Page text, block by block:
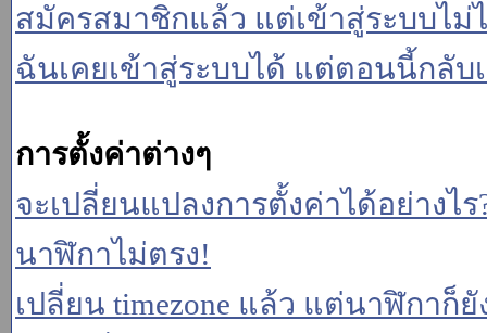
สมัครสมาชิกแล้ว แต่เข้าสู่ระบบไม่
ฉันเคยเข้าสู่ระบบได้ แต่ตอนนี้กลับ
การตั้งค่าต่างๆ
จะเปลี่ยนแปลงการตั้งค่าได้อย่างไร
นาฬิกาไม่ตรง!
เปลี่ยน timezone แล้ว แต่นาฬิกาก็ยั